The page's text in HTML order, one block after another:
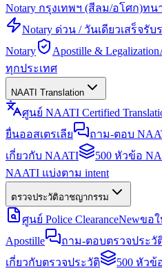
Notary กรุงเทพฯ (สีลม/อโศก)ทน
Notary ด่วน / วันเดียวเสร็จรับ
Notary
Apostille & Legalization
ทุกประเทศ
NAATI Translation
ศูนย์ NAATI Certified
ยื่นออสเตรเลีย
ถาม-ตอบ
เกี่ยวกับ NAATI
500 หัวข้อ
NAATI แบ่งตาม intent
ตรวจประวัติอาชญากรรม
ศูนย์ Police ClearanceNewขอ
Apostille
ถาม-ตอบตรวจประวั
เกี่ยวกับตรวจประวัติ
500 หัวข้